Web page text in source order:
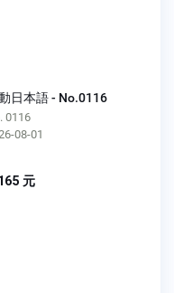
日本語 - No.0116
0116
08-01
元